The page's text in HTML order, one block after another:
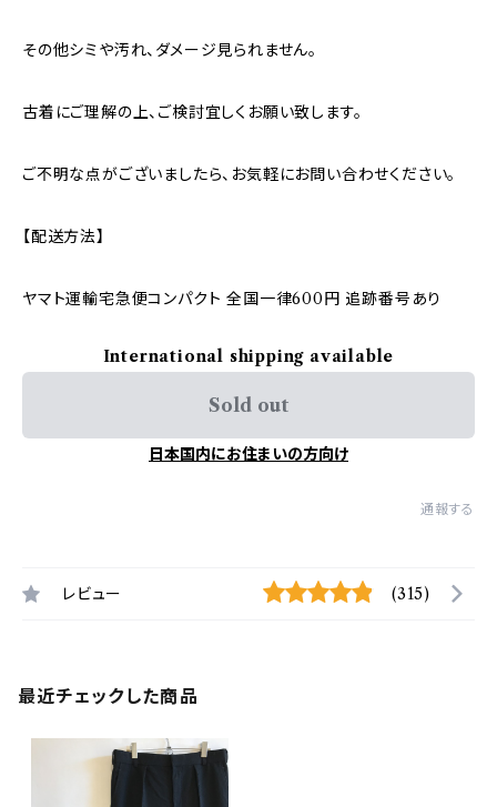
その他シミや汚れ、ダメージ見られません。
古着にご理解の上、ご検討宜しくお願い致します。
ご不明な点がございましたら、お気軽にお問い合わせください。
【配送方法】
ヤマト運輸宅急便コンパクト 全国一律600円 追跡番号あり
International shipping available
Sold out
日本国内にお住まいの方向け
通報する
レビュー (315)
最近チェックした商品